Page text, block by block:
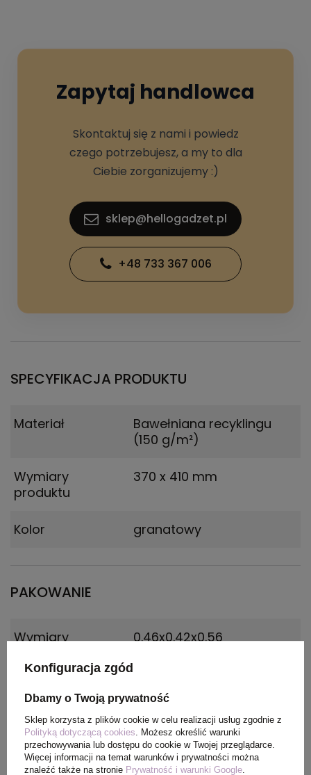
Zapytaj handlowca
Skontaktuj się z nami i powiedz
czego potrzebujesz, a my to dla
Ciebie zorganizujemy :)
sklep@hellogadzet.pl
+48 733 367 006
SPECYFIKACJA PRODUKTU
Materiał
Bawełniana recyklingu
(150 g/m²)
Wymiary
produktu
370 x 410 mm
Kolor granatowy
PAKOWANIE
Wymiary
zewnętrznego
0.46x0.42x0.56
Ilość szt. w
kartonie
wewnętrznym
50
Konfiguracja zgód
Dbamy o Twoją prywatność
Sklep korzysta z plików cookie w celu realizacji usług zgodnie z
Polityką dotyczącą cookies. Możesz określić warunki
przechowywania lub dostępu do cookie w Twojej przeglądarce.
Więcej informacji na temat warunków i prywatności można
znaleźć także na stronie Prywatność i warunki Google.